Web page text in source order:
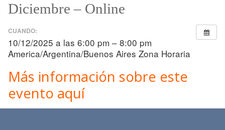
Diciembre – Online
CUANDO:
10/12/2025 a las 6:00 pm – 8:00 pm
America/Argentina/Buenos Aires Zona Horaria
Más información sobre este
evento aquí